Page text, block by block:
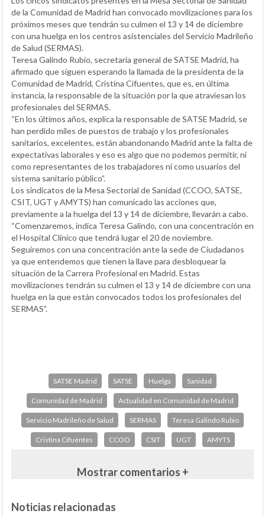
de la Comunidad de Madrid han convocado movilizaciones para los
próximos meses que tendrán su culmen el 13 y 14 de diciembre
con una huelga en los centros asistenciales del Servicio Madrileño
de Salud (SERMAS).
Teresa Galindo Rubio, secretaria general de SATSE Madrid, ha
afirmado que siguen esperando la llamada de la presidenta de la
Comunidad de Madrid, Cristina Cifuentes, que es, en última
instancia, la responsable de la situación por la que atraviesan los
profesionales del SERMAS.
“En los últimos años, explica la responsable de SATSE Madrid, se
han perdido miles de puestos de trabajo y los profesionales
sanitarios, excelentes, están abandonando Madrid ante la falta de
expectativas laborales y eso es algo que no podemos permitir, ni
como representantes de los trabajadores ni como usuarios del
sistema sanitario público”.
Los sindicatos de la Mesa Sectorial de Sanidad (CCOO, SATSE,
CSIT, UGT y AMYTS) han comunicado las acciones que,
previamente a la huelga del 13 y 14 de diciembre, llevarán a cabo.
“Comenzaremos, indica Teresa Galindo, con una concentración en
el Hospital Clínico que tendrá lugar el 20 de noviembre.
Seguiremos con una concentración ante la sede de Ciudadanos
ya que entendemos que tienen la llave para desbloquear la
situación de la Carrera Profesional en Madrid. Estas
movilizaciones tendrán su culmen el 13 y 14 de diciembre con una
huelga en la que están convocados todos los profesionales del
SERMAS”.
SATSE Madrid SATSE Huelga Sanidad
Comunidad de Madrid Actualidad en Comunidad de Madrid
Servicio Madrileño de Salud SERMAS Teresa Galindo Rubio
Cristina Cifuentes CCOO CSIT UGT AMYTS
Mostrar comentarios +
Noticias relacionadas